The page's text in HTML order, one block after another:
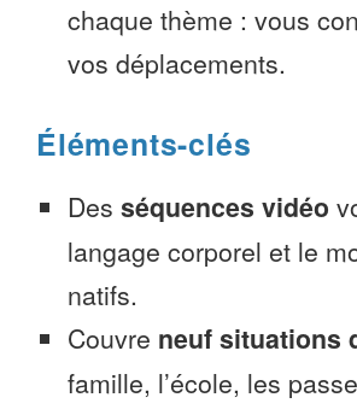
chaque thème : vous
vos déplacements.
Éléments-clés
Des séquences vidéo
langage corporel et le
natifs.
Couvre neuf situations
famille, l’école, les